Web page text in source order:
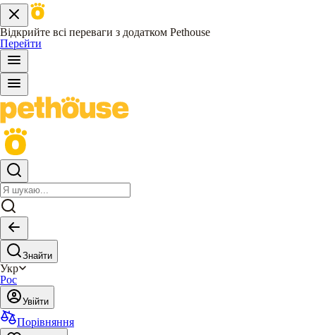
Відкрийте всі переваги з додатком Pethouse
Перейти
Знайти
Укр
Рос
Увійти
Порівняння